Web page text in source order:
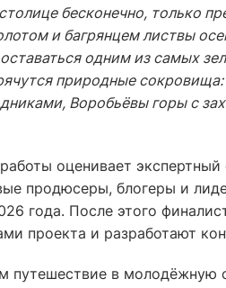
бесконечно, только
и багрянцем листвы
одним из самых
природные
Воробьёвы горы с
оценивает
продюсеры, блогеры и
года. После этого
проекта и разработают
путешествие в молодёжную